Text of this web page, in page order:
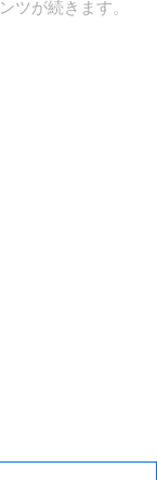
ツが続きます。